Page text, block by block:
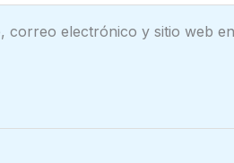
correo electrónico y sitio web